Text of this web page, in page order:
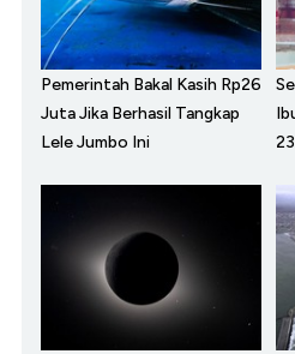
Pemerintah Bakal Kasih Rp26
Juta Jika Berhasil Tangkap
Lele Jumbo Ini